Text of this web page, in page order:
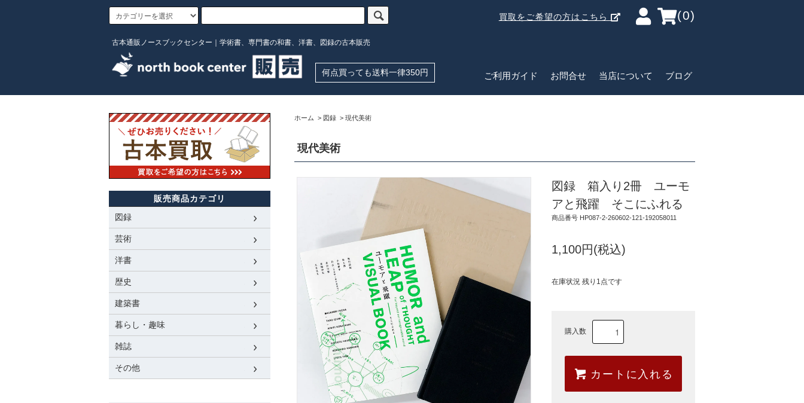
買取をご希望の方はこちら (0)
古本通販ノースブックセンター｜学術書、専門書の和書、洋書、図録の古本販売
何点買っても送料一律350円 ご利用ガイド お問合せ 当店について ブログ
ホーム > 図録 > 現代美術
現代美術
図録 箱入り2冊 ユーモ
アと飛躍 そこにふれる
商品番号 HP087-2-260602-121-192058011
1,100円(税込)
在庫状況 残り1点です
購入数
カートに入れる
販売商品カテゴリ
図録
芸術
洋書
歴史
建築書
暮らし・趣味
雑誌
その他